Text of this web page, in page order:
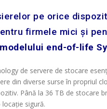
pe orice
firmele mici și
end-of-life
de servere de stocare
din diverse surse în propriul
Până la 36 TB de stocare
sigură.